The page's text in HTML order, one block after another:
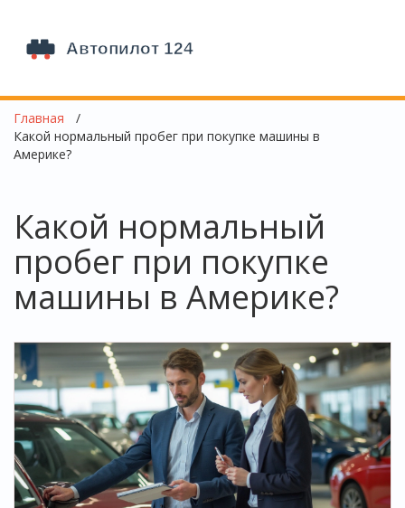
Главная
Какой нормальный пробег при покупке машины в
Америке?
Какой нормальный
пробег при покупке
машины в Америке?